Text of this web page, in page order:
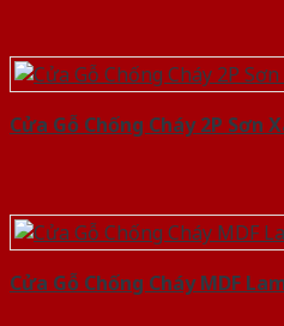
Cửa Gỗ Chống Cháy 2P Sơn
Cửa Gỗ Chống Cháy MDF